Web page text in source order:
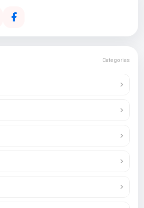
Categorias